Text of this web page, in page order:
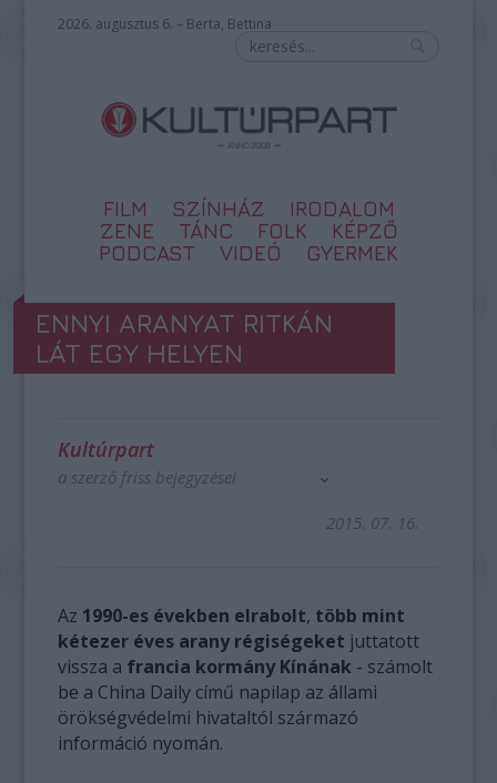
2026. augusztus 6. – Berta, Bettina
FILM SZÍNHÁZ
IRODALOM
ZENE
TÁNC FOLK
KÉPZŐ
PODCAST
VIDEÓ GYERMEK
ENNYI ARANYAT RITKÁN
LÁT EGY HELYEN
Kultúrpart
a szerző friss bejegyzései
2015. 07. 16.
Az 1990-es években elrabolt, több mint
kétezer éves arany régiségeket juttatott
vissza a francia kormány Kínának - számolt
be a China Daily című napilap az állami
örökségvédelmi hivataltól származó
információ nyomán.